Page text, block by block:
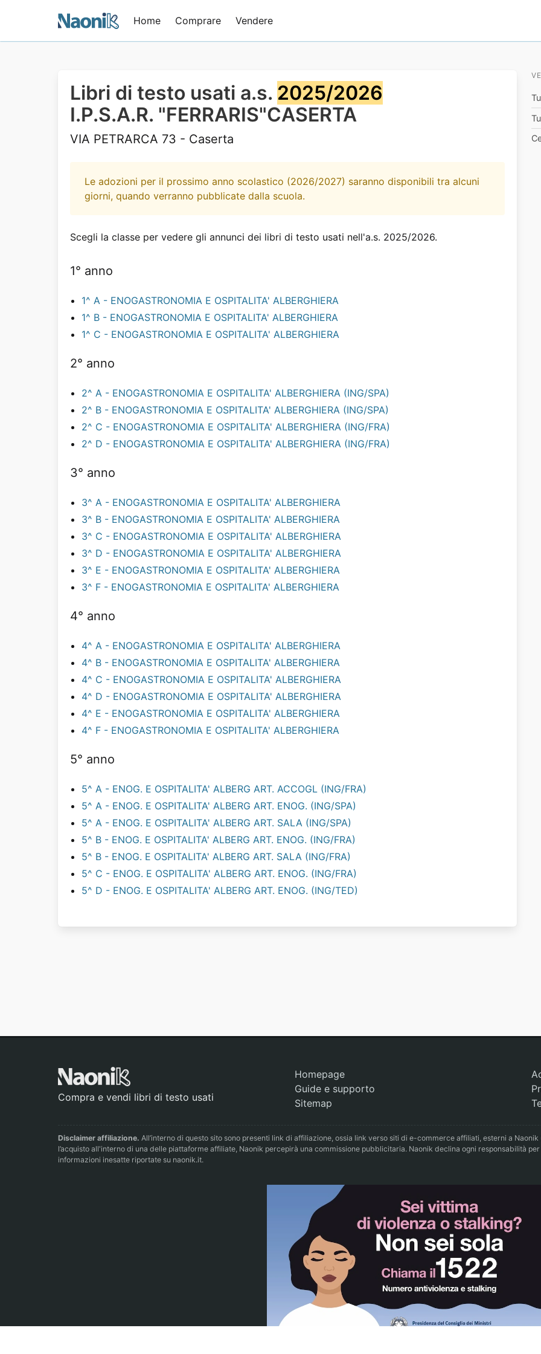
Home Comprare Vendere
Libri di testo usati a.s. 2025/2026
I.P.S.A.R. "FERRARIS"CASERTA
VIA PETRARCA 73 - Caserta
Le adozioni per il prossimo anno scolastico (2026/2027) saranno disponibili tra alcuni
giorni, quando verranno pubblicate dalla scuola.
Scegli la classe per vedere gli annunci dei libri di testo usati nell'a.s. 2025/2026.
1° anno
1^ A - ENOGASTRONOMIA E OSPITALITA' ALBERGHIERA
1^ B - ENOGASTRONOMIA E OSPITALITA' ALBERGHIERA
1^ C - ENOGASTRONOMIA E OSPITALITA' ALBERGHIERA
2° anno
2^ A - ENOGASTRONOMIA E OSPITALITA' ALBERGHIERA (ING/SPA)
2^ B - ENOGASTRONOMIA E OSPITALITA' ALBERGHIERA (ING/SPA)
2^ C - ENOGASTRONOMIA E OSPITALITA' ALBERGHIERA (ING/FRA)
2^ D - ENOGASTRONOMIA E OSPITALITA' ALBERGHIERA (ING/FRA)
3° anno
3^ A - ENOGASTRONOMIA E OSPITALITA' ALBERGHIERA
3^ B - ENOGASTRONOMIA E OSPITALITA' ALBERGHIERA
3^ C - ENOGASTRONOMIA E OSPITALITA' ALBERGHIERA
3^ D - ENOGASTRONOMIA E OSPITALITA' ALBERGHIERA
3^ E - ENOGASTRONOMIA E OSPITALITA' ALBERGHIERA
3^ F - ENOGASTRONOMIA E OSPITALITA' ALBERGHIERA
4° anno
4^ A - ENOGASTRONOMIA E OSPITALITA' ALBERGHIERA
4^ B - ENOGASTRONOMIA E OSPITALITA' ALBERGHIERA
4^ C - ENOGASTRONOMIA E OSPITALITA' ALBERGHIERA
4^ D - ENOGASTRONOMIA E OSPITALITA' ALBERGHIERA
4^ E - ENOGASTRONOMIA E OSPITALITA' ALBERGHIERA
4^ F - ENOGASTRONOMIA E OSPITALITA' ALBERGHIERA
5° anno
5^ A - ENOG. E OSPITALITA' ALBERG ART. ACCOGL (ING/FRA)
5^ A - ENOG. E OSPITALITA' ALBERG ART. ENOG. (ING/SPA)
5^ A - ENOG. E OSPITALITA' ALBERG ART. SALA (ING/SPA)
5^ B - ENOG. E OSPITALITA' ALBERG ART. ENOG. (ING/FRA)
5^ B - ENOG. E OSPITALITA' ALBERG ART. SALA (ING/FRA)
5^ C - ENOG. E OSPITALITA' ALBERG ART. ENOG. (ING/FRA)
5^ D - ENOG. E OSPITALITA' ALBERG ART. ENOG. (ING/TED)
Compra e vendi libri di testo usati
Homepage
Guide e supporto
Sitemap